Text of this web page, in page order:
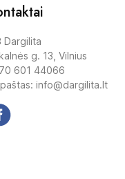
Dargilita
g. 13, Vilnius
601 44066
info@dargilita.lt